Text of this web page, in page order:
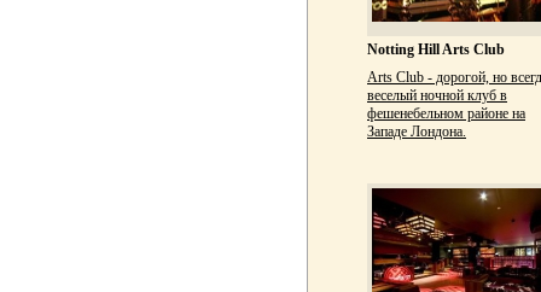
Notting Hill Arts Club
Arts Club - дорогой, но
веселый ночной клуб в
фешенебельном районе на
Западе Лондона.